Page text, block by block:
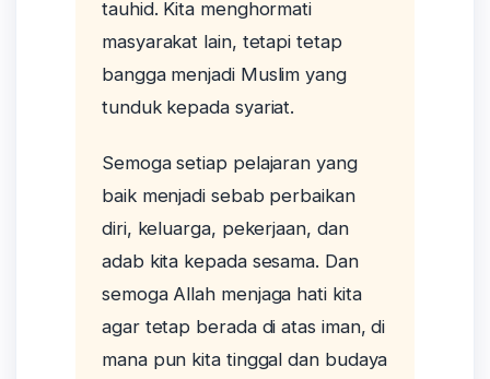
tauhid. Kita menghormati
masyarakat lain, tetapi tetap
bangga menjadi Muslim yang
tunduk kepada syariat.
Semoga setiap pelajaran yang
baik menjadi sebab perbaikan
diri, keluarga, pekerjaan, dan
adab kita kepada sesama. Dan
semoga Allah menjaga hati kita
agar tetap berada di atas iman, di
mana pun kita tinggal dan budaya